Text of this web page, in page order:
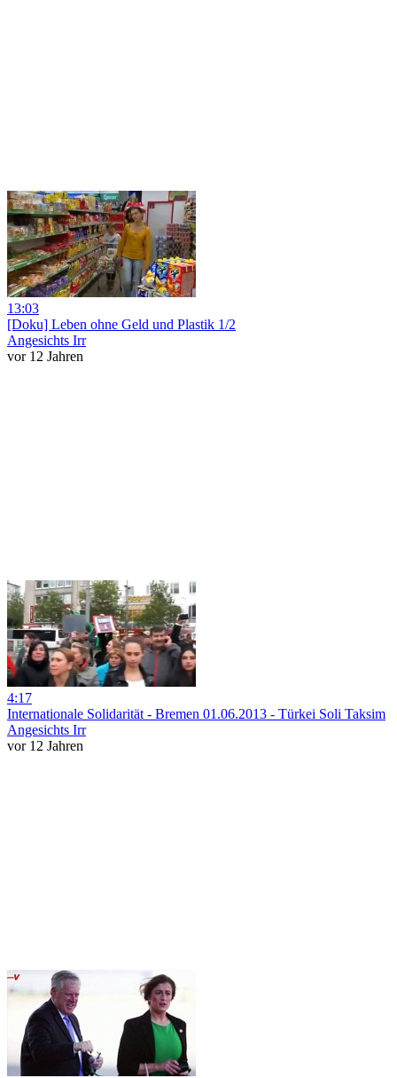
13:03
[Doku] Leben ohne Geld und Plastik 1/2
Angesichts Irr
vor 12 Jahren
4:17
Internationale Solidarität - Bremen 01.06.2013 - Türkei Soli Taksim
Angesichts Irr
vor 12 Jahren